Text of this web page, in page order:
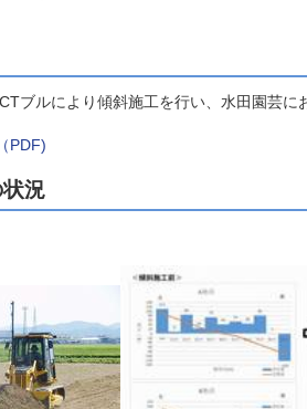
ブルにより傾斜施工を行い、水田園芸に
PDF)
況